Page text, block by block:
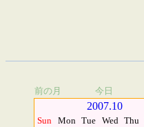
前の月 今日
2007.10
Sun Mon Tue Wed Thu